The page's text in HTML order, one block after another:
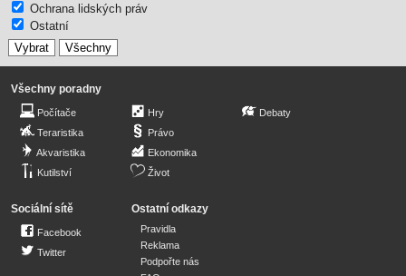
Ochrana lidských práv
Ostatní
Všechny poradny
Počítače
Teraristika
Akvaristika
Kutilství
Hry
Právo
Ekonomika
Život
Debaty
Sociální sítě
Facebook
Twitter
Ostatní odkazy
Pravidla
Reklama
Podpořte nás